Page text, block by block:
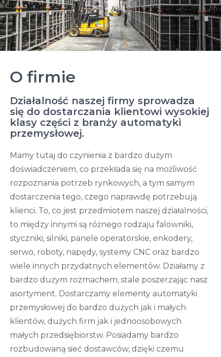
O firmie
Działalność naszej firmy sprowadza
się do dostarczania klientowi wysokiej
klasy części z branży automatyki
przemysłowej.
Mamy tutaj do czynienia z bardzo dużym
doświadczeniem, co przekłada się na możliwość
rozpoznania potrzeb rynkowych, a tym samym
dostarczenia tego, czego naprawdę potrzebują
klienci. To, co jest przedmiotem naszej działalności,
to między innymi są różnego rodzaju falowniki,
styczniki, silniki, panele operatorskie, enkodery,
serwo, roboty, napędy, systemy CNC oraz bardzo
wiele innych przydatnych elementów. Działamy z
bardzo dużym rozmachem, stale poszerzając nasz
asortyment. Dostarczamy elementy automatyki
przemysłowej do bardzo dużych jak i małych
klientów, dużych firm jak i jednoosobowych
małych przedsiębiorstw. Posiadamy bardzo
rozbudowaną sieć dostawców, dzięki czemu